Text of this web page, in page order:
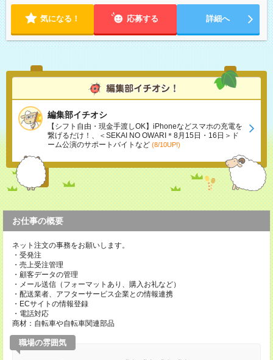
気になる！ 応募する 詳細へ
編集部イチオシ
【シフト自由・現金手渡しOK】iPhoneなどスマホの充電を
繋げるだけ！、＜SEKAI NO OWARI＊8月15日・16日＞ド
ーム公演のサポートバイトなど (8/10UP!)
お仕事の概要
ネット注文の事務をお願いします。
・受発注
・売上受注管理
・顧客データの管理
・メール送信（フォーマットあり、購入お礼など）
・配送業者、アフターサービス企業との情報連携
・ECサイトの情報登録
・電話対応
商材：自転車や自転車関連部品
職場の雰囲気